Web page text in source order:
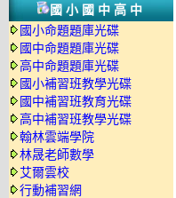
國小國中高中
國小命題題庫光碟
國中命題題庫光碟
高中命題題庫光碟
國小補習班教學光碟
國中補習班教育光碟
高中補習班教學光碟
翰林雲端學院
林晟老師數學
艾爾雲校
行動補習網